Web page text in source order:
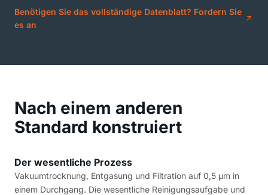
Benötigen Sie das vollständige Datenblatt? Fordern Sie
es an
Nach einem anderen
Standard konstruiert
Der wesentliche Prozess
Vakuumtrocknung, Entgasung und Filtration auf 0,5 µm in
einem Durchgang. Die wesentliche Reinigungsaufgabe und